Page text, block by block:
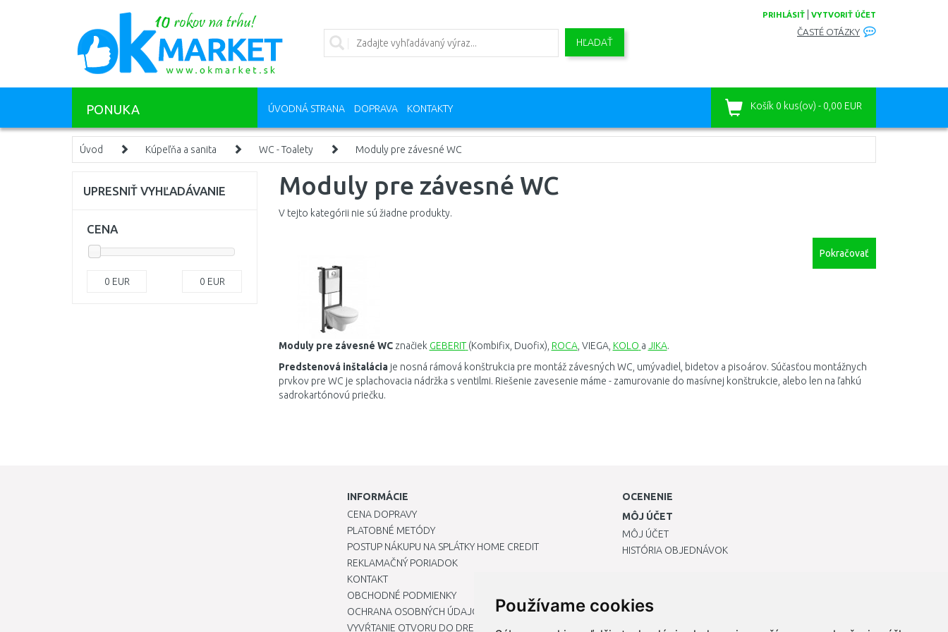
Používame cookies
PRIHLÁSIŤ VYTVORIŤ ÚČET
ČASTÉ OTÁZKY
HĽADAŤ
PONUKA ÚVODNÁ STRANA DOPRAVA KONTAKTY Košík 0 kus(ov) - 0,00 EUR
Úvod Kúpeľňa a sanita WC - Toalety Moduly pre závesné WC
Moduly pre závesné WC
V tejto kategórii nie sú žiadne produkty.
Pokračovať
Moduly pre závesné WC značiek GEBERIT (Kombifix Duofix) ROCA, VIEGA, KOLO a JIKA.
Predstenová inštalácia je nosná rámová konštrukcia pre montáž závesných WC umývadiel bidetov a pisoárov. Súčasťou montážnych
prvkov pre WC je splachovacia nádržka s ventilmi. Riešenie zavesenie máme - zamurovanie do masívnej konštrukcie alebo len na ľahkú
sadrokartónovú priečku.
UPRESNIŤ VYHĽADÁVANIE
CENA
0 EUR 0 EUR
INFORMÁCIE
CENA DOPRAVY
PLATOBNÉ METÓDY
POSTUP NÁKUPU NA SPLÁTKY HOME CREDIT
REKLAMAČNÝ PORIADOK
KONTAKT
OBCHODNÉ PODMIENKY
OCHRANA OSOBNÝCH ÚDAJOV
VYVŔTANIE OTVORU DO DREZU PRE KUCHYNSKÚ BATÉRIU
OCENENIE
MÔJ ÚČET
MÔJ ÚČET
HISTÓRIA OBJEDNÁVOK